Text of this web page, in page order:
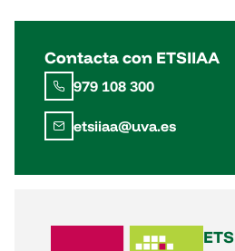
Contacta con ETSIIAA
979 108 300
etsiiaa@uva.es